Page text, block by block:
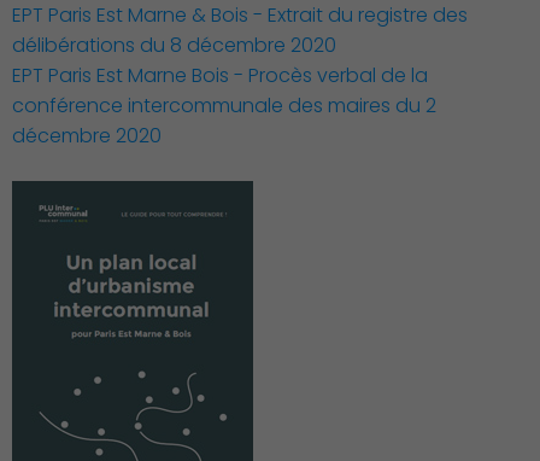
EPT Paris Est Marne & Bois - Extrait du registre des
délibérations du 8 décembre 2020
EPT Paris Est Marne Bois - Procès verbal de la
conférence intercommunale des maires du 2
décembre 2020